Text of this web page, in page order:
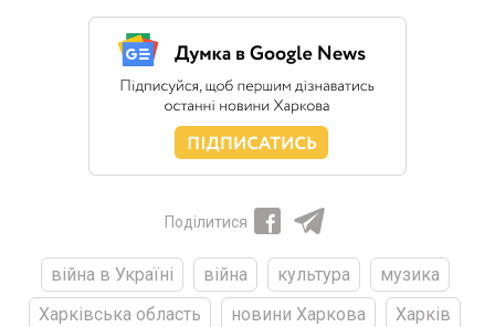
Поділитися
війна в Україні війна культура
музика
Харківська область
новини Харкова
Харків